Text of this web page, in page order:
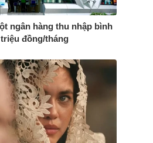
ngân hàng thu nhập bình
đồng/tháng